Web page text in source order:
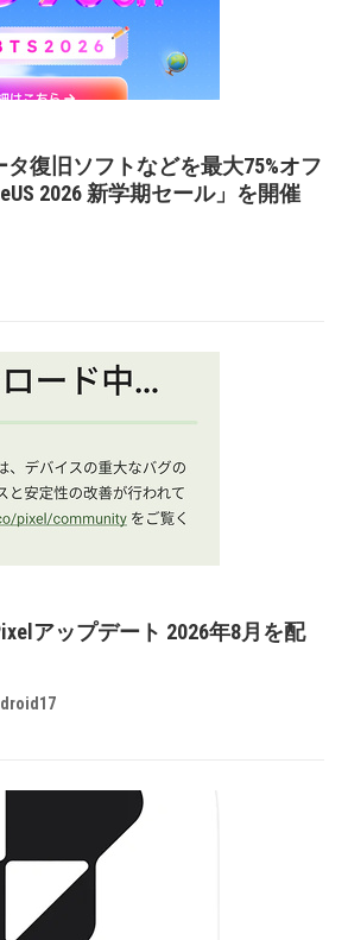
タ復旧ソフトなどを最大75%オフ
2026 新学期セール」を開催
アップデート 2026年8月を配